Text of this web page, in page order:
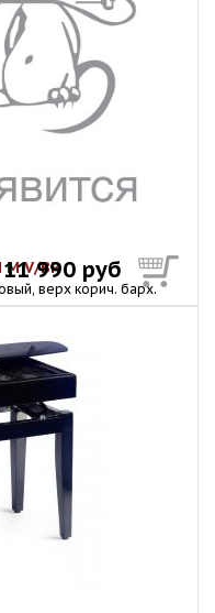
M V/BR
верх корич. барх.
11 990 руб